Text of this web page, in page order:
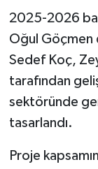
2025-2026
Oğul Göçmen
Sedef Koç,
tarafından
sektöründe
tasarlandı.
Proje